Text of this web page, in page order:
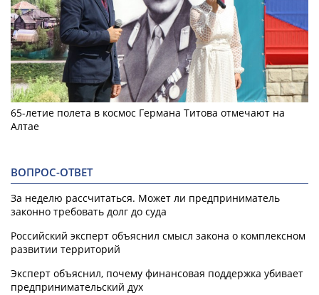
65-летие полета в космос Германа Титова отмечают на
Алтае
ВОПРОС-ОТВЕТ
За неделю рассчитаться. Может ли предприниматель
законно требовать долг до суда
Российский эксперт объяснил смысл закона о комплексном
развитии территорий
Эксперт объяснил, почему финансовая поддержка убивает
предпринимательский дух